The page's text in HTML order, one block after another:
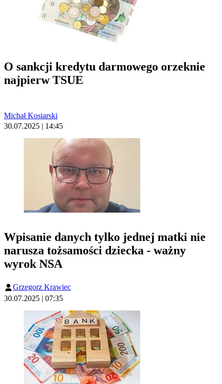
O sankcji kredytu darmowego orzeknie
najpierw TSUE
Michał Kosiarski
30.07.2025 | 14:45
Wpisanie danych tylko jednej matki nie
narusza tożsamości dziecka - ważny
wyrok NSA
Grzegorz Krawiec
30.07.2025 | 07:35